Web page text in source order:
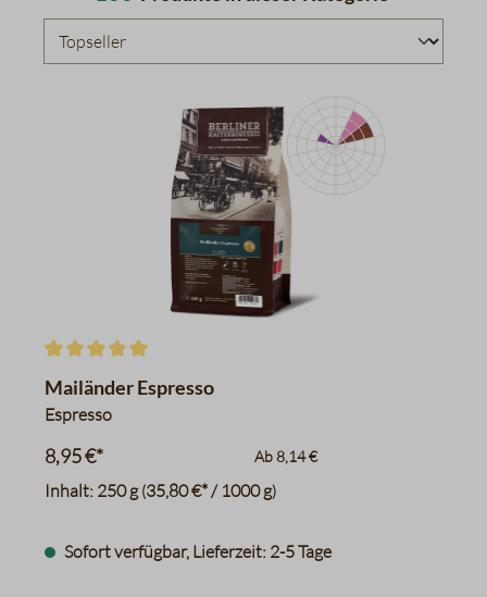
Datentabelle für das
brauner Zucker
Zartbitterschokolade
Erdbeeren
Durchschnittliche Bewertung von 4.8 von 5 Sternen
Mailänder Espresso
Espresso
Inhalt: 250 g(35,80 €* / 1000 g)
8,95 €* Ab 8,14 €
Sofort verfügbar, Lieferzeit: 2-5 Tage